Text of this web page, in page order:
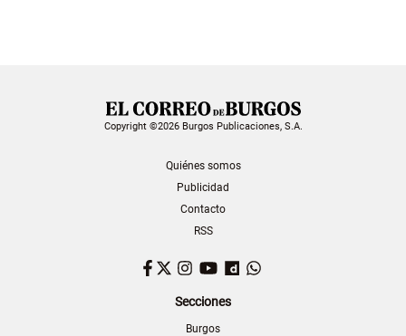
Copyright ©2026 Burgos Publicaciones, S.A.
Quiénes somos
Publicidad
Contacto
RSS
Facebook
TwitterInstagram
YouTubeDailymotion
Secciones
Burgos